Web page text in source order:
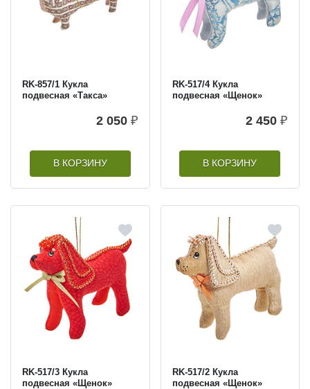
RK-857/1 Кукла
подвесная «Такса»
2 050 ₽
В КОРЗИНУ
RK-517/4 Кукла
подвесная «Щенок»
2 450 ₽
В КОРЗИНУ
RK-517/3 Кукла
подвесная «Щенок»
RK-517/2 Кукла
подвесная «Щенок»